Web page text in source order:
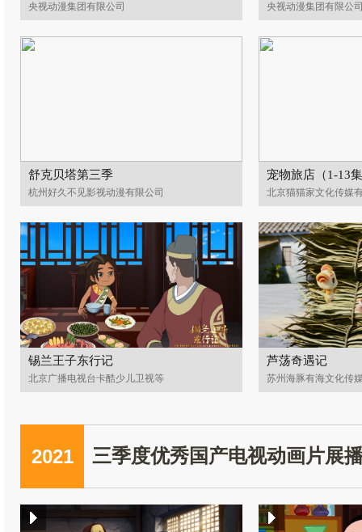
央视动漫集团有限公司 央视动漫集团有限公
舒克贝塔第三季
杭州好久不见影视动漫有限公司
宠物旅店（1-13
北京猫猫家文化传媒
锡兰王子东行记
北京广播电视台卡酷少儿卫视等
芦荡奇遇记
苏州海豚有海文化传
2021 三季度优秀国产电视动画片展